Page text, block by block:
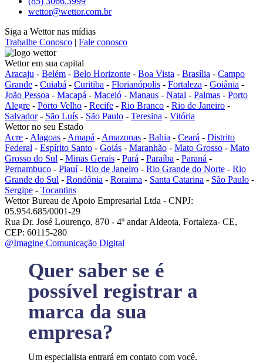
wettor@wettor.com.br
Siga a Wettor nas mídias
Trabalhe Conosco | Fale conosco
Wettor em sua capital
Aracaju - Belém - Belo Horizonte - Boa Vista - Brasília - Campo
Grande - Cuiabá - Curitiba - Florianópolis - Fortaleza - Goiânia -
João Pessoa - Macapá - Maceió - Manaus - Natal - Palmas - Porto
Alegre - Porto Velho - Recife - Rio Branco - Rio de Janeiro -
Salvador- São Luís - São Paulo - Teresina - Vitória
Wettor no seu Estado
Acre - Alagoas - Amapá - Amazonas - Bahia - Ceará - Distrito
Federal - Espírito Santo - Goiás - Maranhão - Mato Grosso - Mato
Grosso do Sul - Minas Gerais - Pará - Paraíba - Paraná -
Pernambuco - Piauí- Rio de Janeiro - Rio Grande do Norte - Rio
Grande do Sul - Rondônia - Roraima - Santa Catarina - São Paulo -
Sergipe - Tocantins
Wettor Bureau de Apoio Empresarial Ltda - CNPJ:
05.954.685/0001-29
Rua Dr. José Lourenço, 870 - 4º andar Aldeota, Fortaleza- CE,
CEP: 60115-280
@Imagine Comunicação Digital
Quer saber se é
possível registrar a
marca da sua
empresa?
Um especialista entrará em contato com você.